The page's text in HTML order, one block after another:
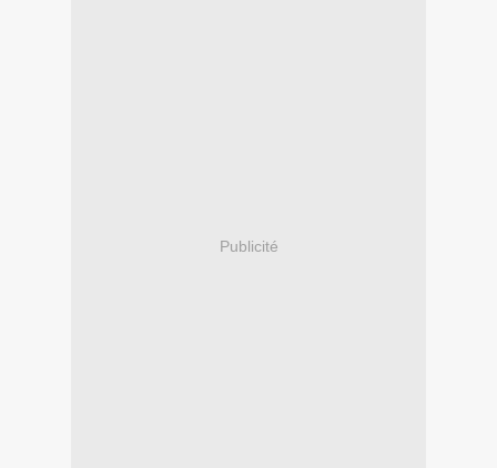
Publicité